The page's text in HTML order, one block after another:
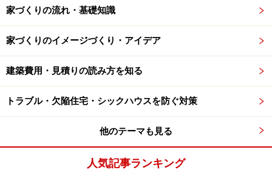
ン金物で補強し、強固な接合を実現していました。建物
の倒壊防止に威力を発揮する筋交い（すじかい）も適所
に施工されており、接合部分は筋交いプレートでしっか
りと固定されていました。
たすき掛けに配置された１階の筋交い
さらに、工事現場を見学していて感心させられたのが
「仮筋交い（かり すじかい）」の活用です。仮筋交いと
家づくりの流れ・基礎知識
家づくりのイメージづくり・アイデア
建築費用・見積りの読み方を知る
トラブル・欠陥住宅・シックハウスを防ぐ対策
他のテーマも見る
人気記事ランキング